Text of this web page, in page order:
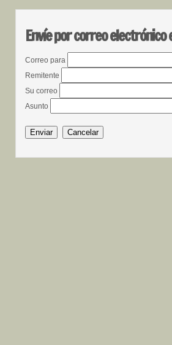
Envíe por correo electrónico
Correo para
Remitente
Su correo
Asunto
Enviar Cancelar